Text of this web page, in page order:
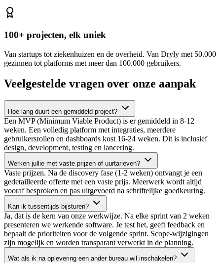
100+ projecten, elk uniek
Van startups tot ziekenhuizen en de overheid. Van Dryly met 50.000
gezinnen tot platforms met meer dan 100.000 gebruikers.
Veelgestelde vragen over onze aanpak
Hoe lang duurt een gemiddeld project?
Een MVP (Minimum Viable Product) is er gemiddeld in 8-12
weken. Een volledig platform met integraties, meerdere
gebruikersrollen en dashboards kost 16-24 weken. Dit is inclusief
design, development, testing en lancering.
Werken jullie met vaste prijzen of uurtarieven?
Vaste prijzen. Na de discovery fase (1-2 weken) ontvangt je een
gedetailleerde offerte met een vaste prijs. Meerwerk wordt altijd
vooraf besproken en pas uitgevoerd na schriftelijke goedkeuring.
Kan ik tussentijds bijsturen?
Ja, dat is de kern van onze werkwijze. Na elke sprint van 2 weken
presenteren we werkende software. Je test het, geeft feedback en
bepaalt de prioriteiten voor de volgende sprint. Scope-wijzigingen
zijn mogelijk en worden transparant verwerkt in de planning.
Wat als ik na oplevering een ander bureau wil inschakelen?